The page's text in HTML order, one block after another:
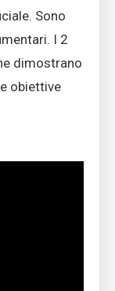
Sono
I 2
dimostrano
obiettive